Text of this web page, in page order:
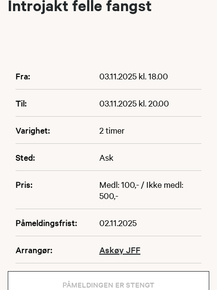
Introjakt felle fangst
Fra: 03.11.2025 kl. 18.00
Til: 03.11.2025 kl. 20.00
Varighet: 2 timer
Sted: Ask
Pris:
Medl: 100,- / Ikke medl:
500,-
Påmeldingsfrist: 02.11.2025
Arrangør: Askøy JFF
PÅMELDINGEN ER STENGT